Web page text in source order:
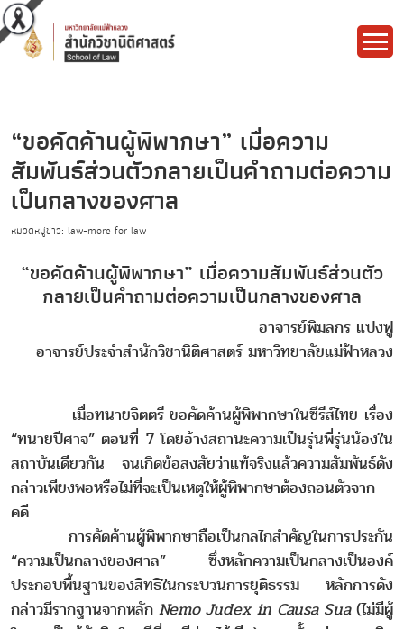
“ขอคัดค้านผู้พิพากษา” เมื่อความ
สัมพันธ์ส่วนตัวกลายเป็นคำถามต่อความ
เป็นกลางของศาล
หมวดหมู่ข่าว: law-more for law
“ขอคัดค้านผู้พิพากษา” เมื่อความสัมพันธ์ส่วนตัว
กลายเป็นคำถามต่อความเป็นกลางของศาล
อาจารย์พิมลกร แปงฟู
อาจารย์ประจำสำนักวิชานิติศาสตร์ มหาวิทยาลัยแม่ฟ้าหลวง
เมื่อทนายจิตตรี ขอคัดค้านผู้พิพากษาในซีรีส์ไทย เรื่อง
“ทนายปีศาจ” ตอนที่ 7 โดยอ้างสถานะความเป็นรุ่นพี่รุ่นน้องใน
สถาบันเดียวกัน จนเกิดข้อสงสัยว่าแท้จริงแล้วความสัมพันธ์ดัง
กล่าวเพียงพอหรือไม่ที่จะเป็นเหตุให้ผู้พิพากษาต้องถอนตัวจาก
คดี
การคัดค้านผู้พิพากษาถือเป็นกลไกสำคัญในการประกัน
“ความเป็นกลางของศาล” ซึ่งหลักความเป็นกลางเป็นองค์
ประกอบพื้นฐานของสิทธิในกระบวนการยุติธรรม หลักการดัง
กล่าวมีรากฐานจากหลักNemo Judex in Causa Sua(ไม่มีผู้